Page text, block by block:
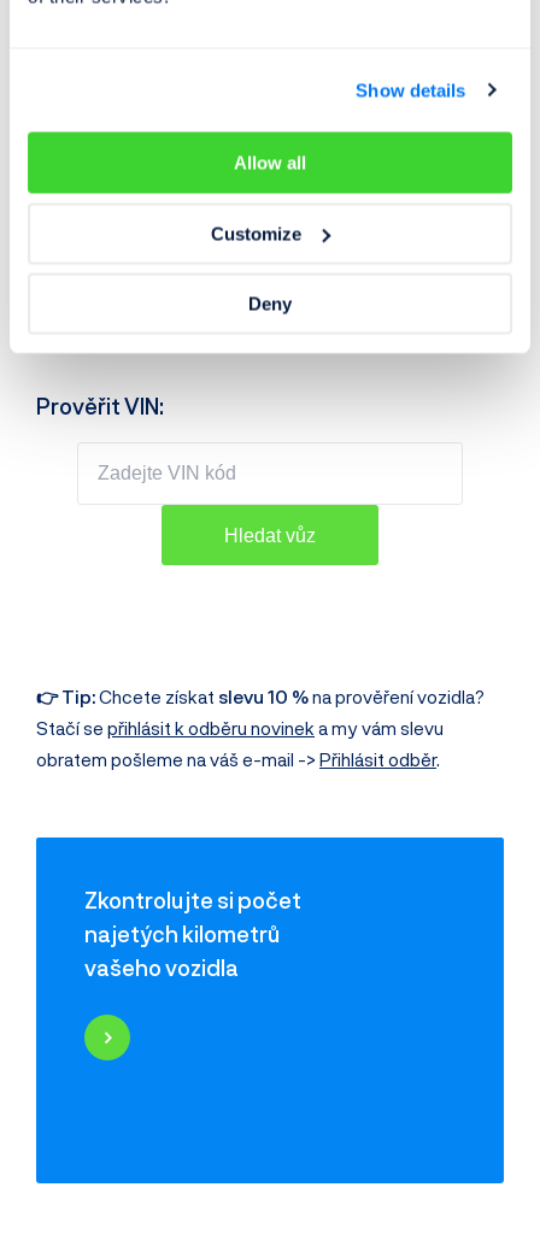
Show details
Allow all
Customize
Deny
(🌍 v 32+ zemích včetně
Německa, Francie apod.)
Kontrolu najetých kilometrů
Ověření pravosti VIN
Historické fotky a inzerci vozidla
Prověřit VIN:
👉 Tip:Chcete získat slevu 10 %na prověření vozidla?
Stačí se přihlásit k odběru novinek a my vám slevu
obratem pošleme na váš e-mail -> Přihlásit odběr.
Zkontrolujte si počet
najetých kilometrů
vašeho vozidla
Najeté kilometry